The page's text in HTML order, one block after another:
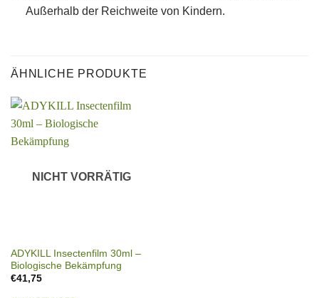
Außerhalb der Reichweite von Kindern.
ÄHNLICHE PRODUKTE
NICHT VORRÄTIG
ADYKILL Insectenfilm 30ml –
Biologische Bekämpfung
€41,75